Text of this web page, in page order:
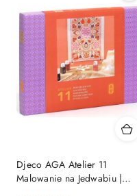
Djeco AGA Atelier 11
Malowanie na Jedwabiu |